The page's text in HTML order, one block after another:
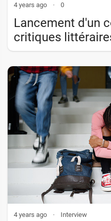
4 years ago · 0
Lancement d'un
critiques
jeunes
4 years ago · Interview